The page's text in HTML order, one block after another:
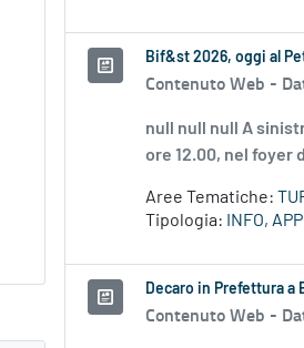
Bif&st 2026, oggi al
Contenuto Web -
null null null A
ore 12.00, nel foyer
Aree Tematiche:
Tipologia:
INFO,
Decaro in Prefettura
Contenuto Web -